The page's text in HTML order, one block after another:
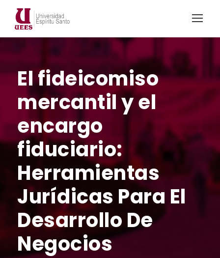
El fideicomiso
mercantil y el
encargo
fiduciario:
Herramientas
Jurídicas Para El
Desarrollo De
Negocios